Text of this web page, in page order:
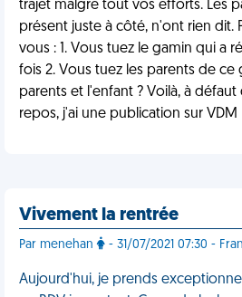
trajet malgré tout vos efforts. Les
présent juste à côté, n'ont rien dit.
vous : 1. Vous tuez le gamin qui a
fois 2. Vous tuez les parents de ce
parents et l'enfant ? Voilà, à
repos, j'ai une publication sur VDM
Vivement la rentrée
Par menehan - 31/07/2021 07:30 -
Aujourd'hui, je prends